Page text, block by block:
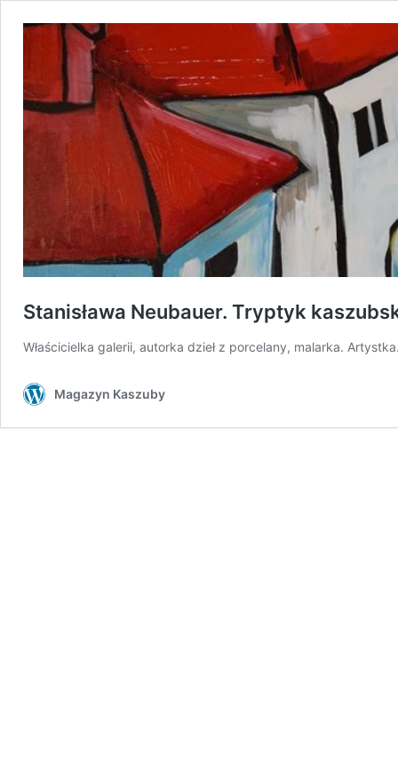
Stanisława Neubauer. Tryptyk
Właścicielka galerii, autorka dzieł z porcelany, malarka.
Magazyn Kaszuby